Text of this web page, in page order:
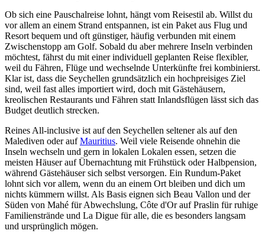
Ob sich eine Pauschalreise lohnt, hängt vom Reisestil ab. Willst du
vor allem an einem Strand entspannen, ist ein Paket aus Flug und
Resort bequem und oft günstiger, häufig verbunden mit einem
Zwischenstopp am Golf. Sobald du aber mehrere Inseln verbinden
möchtest, fährst du mit einer individuell geplanten Reise flexibler,
weil du Fähren, Flüge und wechselnde Unterkünfte frei kombinierst.
Klar ist, dass die Seychellen grundsätzlich ein hochpreisiges Ziel
sind, weil fast alles importiert wird, doch mit Gästehäusern,
kreolischen Restaurants und Fähren statt Inlandsflügen lässt sich das
Budget deutlich strecken.
Reines All-inclusive ist auf den Seychellen seltener als auf den
Malediven oder aufMauritius. Weil viele Reisende ohnehin die
Inseln wechseln und gern in lokalen Lokalen essen, setzen die
meisten Häuser auf Übernachtung mit Frühstück oder Halbpension,
während Gästehäuser sich selbst versorgen. Ein Rundum-Paket
lohnt sich vor allem, wenn du an einem Ort bleiben und dich um
nichts kümmern willst. Als Basis eignen sich Beau Vallon und der
Süden von Mahé für Abwechslung, Côte d'Or auf Praslin für ruhige
Familienstrände und La Digue für alle, die es besonders langsam
und ursprünglich mögen.